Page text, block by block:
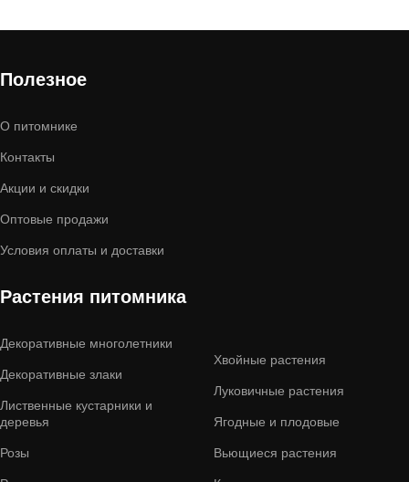
Полезное
О питомнике
Контакты
Акции и скидки
Оптовые продажи
Условия оплаты и доставки
Растения питомника
Декоративные многолетники
Декоративные злаки
Лиственные кустарники и
деревья
Розы
Хвойные растения
Луковичные растения
Ягодные и плодовые
Вьющиеся растения